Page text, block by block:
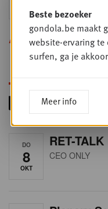
Sales & Nego
Alle opleidingen
DO
8
OKT
RET-TALK
CEO ONLY
Beste bezoeker
gondola.be maakt
website-ervaring
surfen, ga je
Meer info